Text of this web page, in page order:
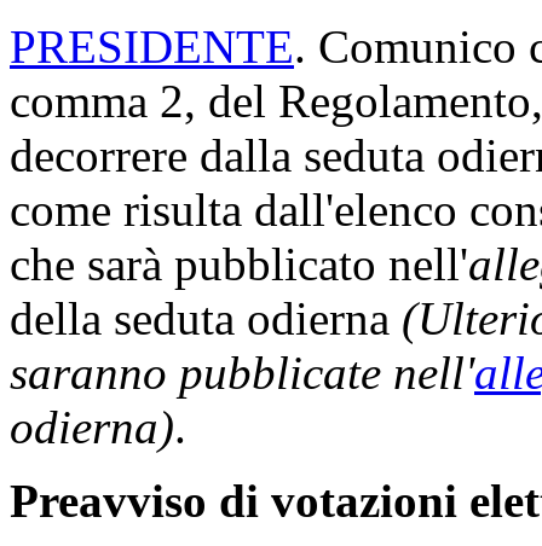
PRESIDENTE. Comunico
comma 2, del
decorrere dalla seduta
come risulta dall'elenco
che sarà pubblicato nell'
della seduta odierna
saranno pubblicate nell'
odierna).
Preavviso di votazioni